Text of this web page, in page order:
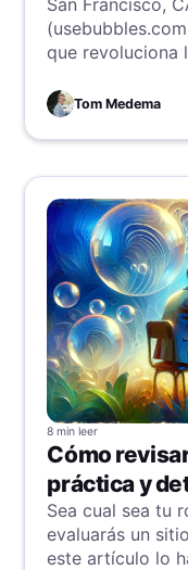
San Francisco,
que revoluciona
de anunciar que
auditoría SOC
estándar del
información.
Tom Medema
8 min leer
Cómo
práctica y
Sea cual sea tu
evaluarás un
este artículo lo